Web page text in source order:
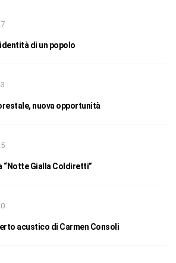
di un popolo
nuova opportunità
“Notte Gialla Coldiretti”
acustico di Carmen Consoli